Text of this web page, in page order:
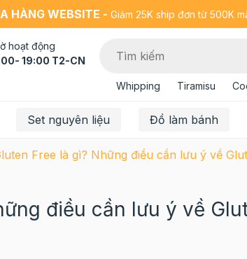
HÀNG WEBSITE - Giảm 25K ship đơn từ 500K
hoạt động
19:00 T2-CN
Whipping Tiramisu
Set nguyên liệu Đồ làm bánh
Free là gì? Những điều cần lưu ý về
điều cần lưu ý về